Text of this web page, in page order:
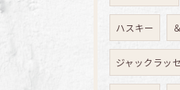
ハスキー
ジャックラッ